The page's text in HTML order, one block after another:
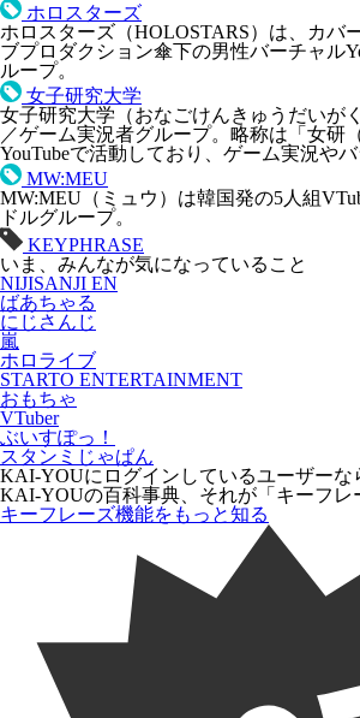
ホロスターズ
ホロスターズ（HOLOSTARS）は、カバ
ブプロダクション傘下の男性バーチャル
ループ。
女子研究大学
女子研究大学（おなごけんきゅうだいが
／ゲーム実況者グループ。略称は「女研
YouTubeで活動しており、ゲーム実況や
MW:MEU
MW:MEU（ミュウ）は韓国発の5人組
ドルグループ。
KEYPHRASE
いま、みんなが気になっていること
NIJISANJI EN
ばあちゃる
にじさんじ
嵐
ホロライブ
STARTO ENTERTAINMENT
おもちゃ
VTuber
ぶいすぽっ！
スタンミじゃぱん
KAI-YOUにログインしているユーザーな
KAI-YOUの百科事典、それが「 キーフレ
キーフレーズ機能をもっと知る